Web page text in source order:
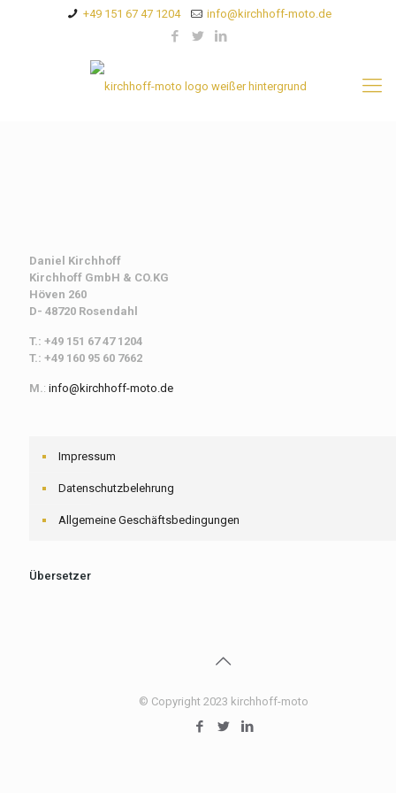
+49 151 67 47 1204 info@kirchhoff-moto.de
Daniel Kirchhoff
Kirchhoff GmbH & CO.KG
Höven 260
D- 48720 Rosendahl
T.: +49 151 67 47 1204
T.: +49 160 95 60 7662
M.: info@kirchhoff-moto.de
Impressum
Datenschutzbelehrung
Allgemeine Geschäftsbedingungen
Übersetzer
© Copyright 2023 kirchhoff-moto